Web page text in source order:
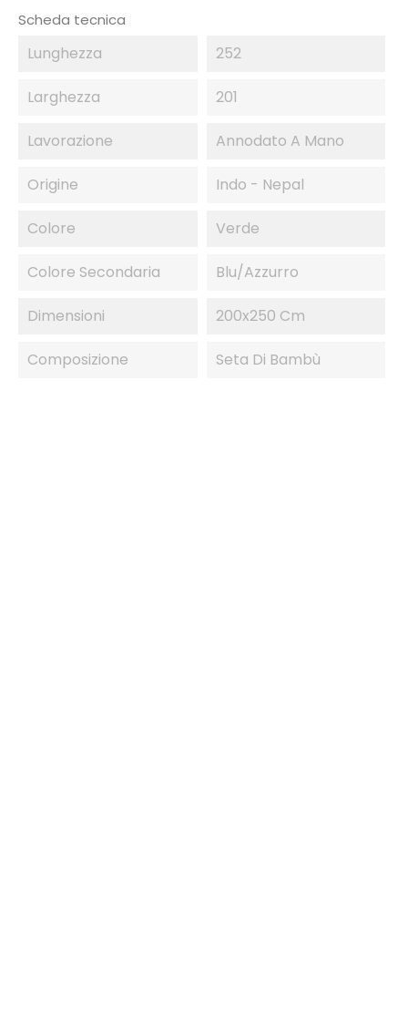
Scheda tecnica
Lunghezza 252
Larghezza 201
Lavorazione Annodato A Mano
Origine Indo - Nepal
Colore Verde
Colore Secondaria Blu/Azzurro
Dimensioni 200x250 Cm
Composizione Seta Di Bambù